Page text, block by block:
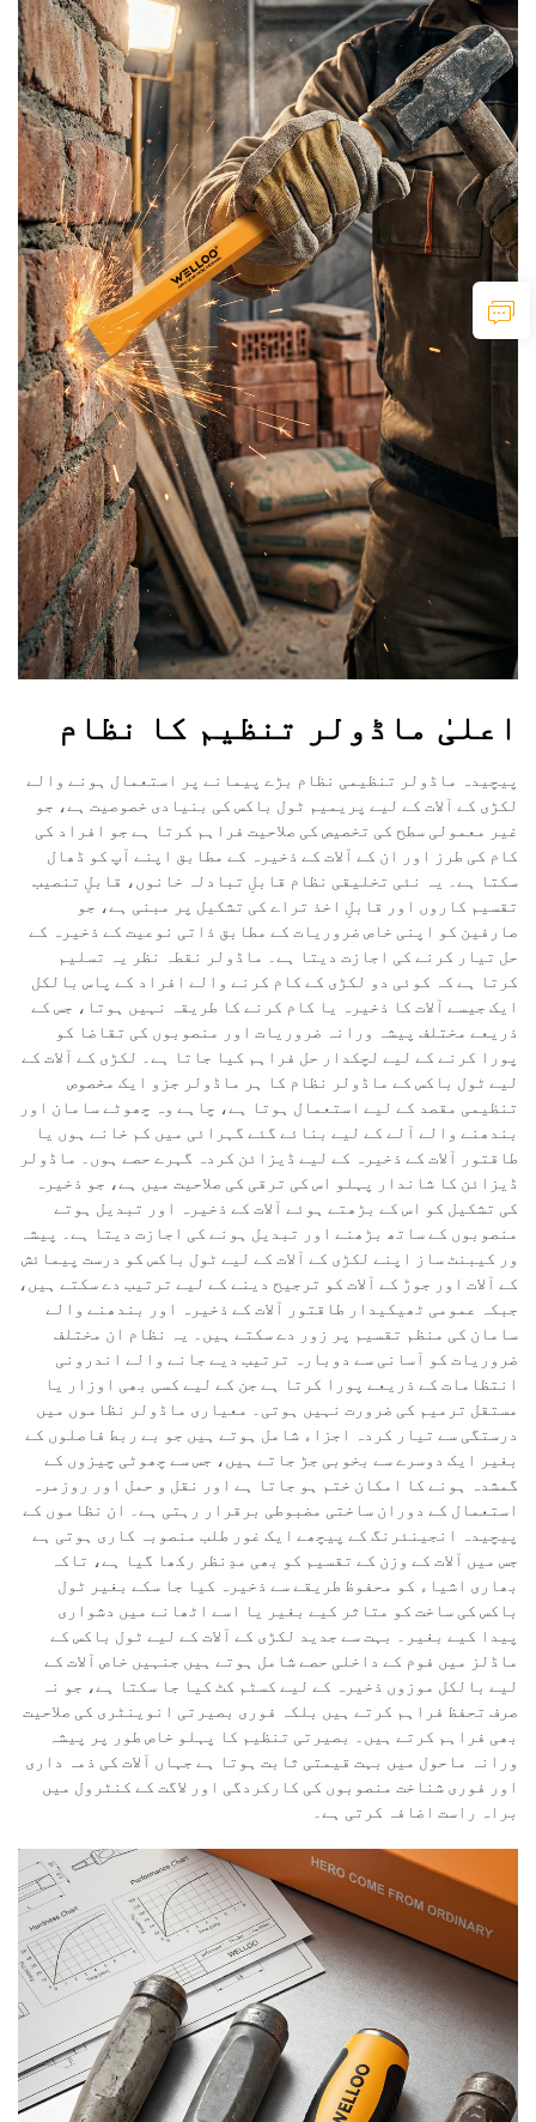
اعلیٰ ماڈولر تنظیم کا نظام
پیچیدہ ماڈولر تنظیمی نظام بڑے پیمانے پر استعمال ہونے والے
لکڑی کے آلات کے لیے پریمیم ٹول باکس کی بنیادی خصوصیت ہے، جو
غیر معمولی سطح کی تخصیص کی صلاحیت فراہم کرتا ہے جو افراد کی
کام کی طرز اور ان کے آلات کے ذخیرہ کے مطابق اپنے آپ کو ڈھال
سکتا ہے۔ یہ نئی تخلیقی نظام قابلِ تبادلہ خانوں، قابلِ تنصیب
تقسیم کاروں اور قابلِ اخذ تراے کی تشکیل پر مبنی ہے، جو
صارفین کو اپنی خاص ضروریات کے مطابق ذاتی نوعیت کے ذخیرہ کے
حل تیار کرنے کی اجازت دیتا ہے۔ ماڈولر نقطہ نظر یہ تسلیم
کرتا ہے کہ کوئی دو لکڑی کے کام کرنے والے افراد کے پاس بالکل
ایک جیسے آلات کا ذخیرہ یا کام کرنے کا طریقہ نہیں ہوتا، جس کے
ذریعے مختلف پیشہ ورانہ ضروریات اور منصوبوں کی تقاضا کو
پورا کرنے کے لیے لچکدار حل فراہم کیا جاتا ہے۔ لکڑی کے آلات کے
لیے ٹول باکس کے ماڈولر نظام کا ہر ماڈولر جزو ایک مخصوص
تنظیمی مقصد کے لیے استعمال ہوتا ہے، چاہے وہ چھوٹے سامان اور
بندھنے والے آلے کے لیے بنائے گئے گہرائی میں کم خانے ہوں یا
طاقتور آلات کے ذخیرہ کے لیے ڈیزائن کردہ گہرے حصے ہوں۔ ماڈولر
ڈیزائن کا شاندار پہلو اس کی ترقی کی صلاحیت میں ہے، جو ذخیرہ
کی تشکیل کو اس کے بڑھتے ہوئے آلات کے ذخیرہ اور تبدیل ہوتے
منصوبوں کے ساتھ بڑھنے اور تبدیل ہونے کی اجازت دیتا ہے۔ پیشہ
ور کیبنٹ ساز اپنے لکڑی کے آلات کے لیے ٹول باکس کو درست پیمائش
کے آلات اور جوڑ کے آلات کو ترجیح دینے کے لیے ترتیب دے سکتے ہیں،
جبکہ عمومی ٹھیکیدار طاقتور آلات کے ذخیرہ اور بندھنے والے
سامان کی منظم تقسیم پر زور دے سکتے ہیں۔ یہ نظام ان مختلف
ضروریات کو آسانی سے دوبارہ ترتیب دیے جانے والے اندرونی
انتظامات کے ذریعے پورا کرتا ہے جن کے لیے کسی بھی اوزار یا
مستقل ترمیم کی ضرورت نہیں ہوتی۔ معیاری ماڈولر نظاموں میں
درستگی سے تیار کردہ اجزاء شامل ہوتے ہیں جو بے ربط فاصلوں کے
بغیر ایک دوسرے سے بخوبی جڑ جاتے ہیں، جس سے چھوٹی چیزوں کے
گمشدہ ہونے کا امکان ختم ہو جاتا ہے اور نقل و حمل اور روزمرہ
استعمال کے دوران ساختی مضبوطی برقرار رہتی ہے۔ ان نظاموں کے
پیچیدہ انجینئرنگ کے پیچھے ایک غور طلب منصوبہ کاری ہوتی ہے
جس میں آلات کے وزن کے تقسیم کو بھی مدِنظر رکھا گیا ہے، تاکہ
بھاری اشیاء کو محفوظ طریقے سے ذخیرہ کیا جا سکے بغیر ٹول
باکس کی ساخت کو متاثر کیے بغیر یا اسے اٹھانے میں دشواری
پیدا کیے بغیر۔ بہت سے جدید لکڑی کے آلات کے لیے ٹول باکس کے
ماڈلز میں فوم کے داخلی حصے شامل ہوتے ہیں جنہیں خاص آلات کے
لیے بالکل موزوں ذخیرہ کے لیے کسٹم کٹ کیا جا سکتا ہے، جو نہ
صرف تحفظ فراہم کرتے ہیں بلکہ فوری بصیرتی انوینٹری کی صلاحیت
بھی فراہم کرتے ہیں۔ بصیرتی تنظیم کا پہلو خاص طور پر پیشہ
ورانہ ماحول میں بہت قیمتی ثابت ہوتا ہے جہاں آلات کی ذمہ داری
اور فوری شناخت منصوبوں کی کارکردگی اور لاگت کے کنٹرول میں
براہ راست اضافہ کرتی ہے۔